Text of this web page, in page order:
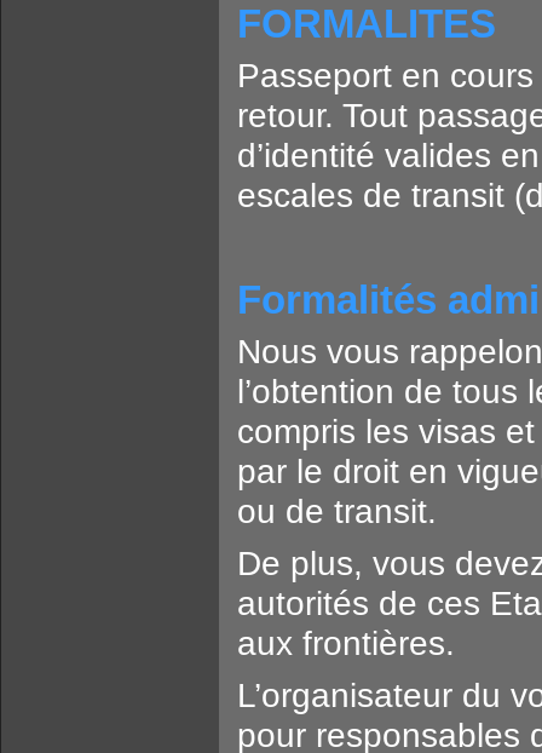
FORMALITES
Passeport en
retour. Tout
d’identité valides
escales de transit
Formalités
Nous vous
l’obtention de tous
compris les visas
par le droit en
ou de transit.
De plus, vous
autorités de ces
aux frontières.
L’organisateur du
pour responsables